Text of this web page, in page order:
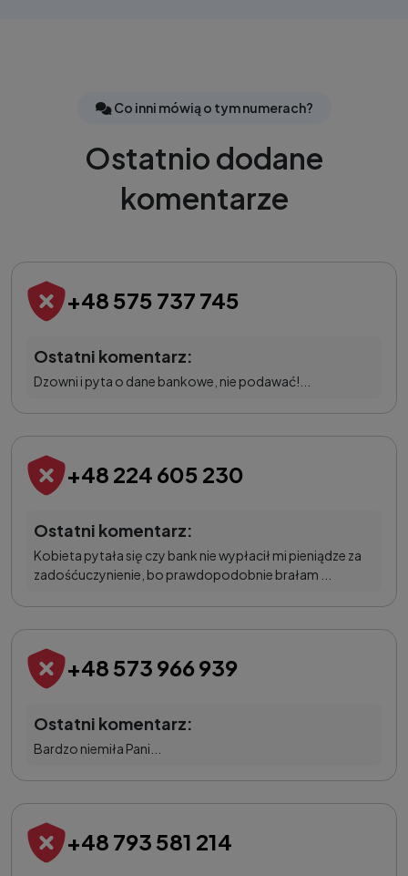
Co inni mówią o tym numerach?
Ostatnio dodane
komentarze
+48 575 737 745
Ostatni komentarz:
Dzowni i pyta o dane bankowe, nie podawać!...
+48 224 605 230
Ostatni komentarz:
Kobieta pytała się czy bank nie wypłacił mi pieniądze za
zadośćuczynienie, bo prawdopodobnie brałam ...
+48 573 966 939
Ostatni komentarz:
Bardzo niemiła Pani...
+48 793 581 214